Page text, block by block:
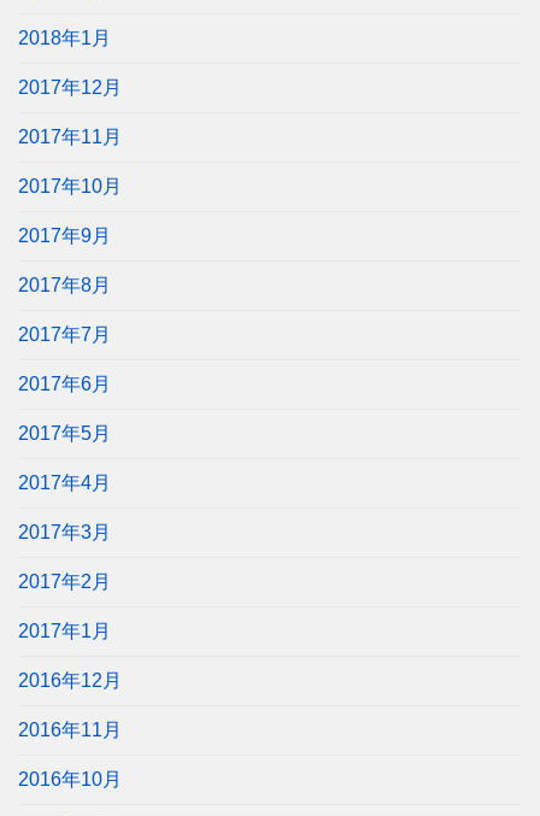
2018年1月
2017年12月
2017年11月
2017年10月
2017年9月
2017年8月
2017年7月
2017年6月
2017年5月
2017年4月
2017年3月
2017年2月
2017年1月
2016年12月
2016年11月
2016年10月